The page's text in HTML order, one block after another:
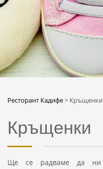
Ресторант Кадифе> Кръщенки
Кръщенки
Ще се радваме да ни